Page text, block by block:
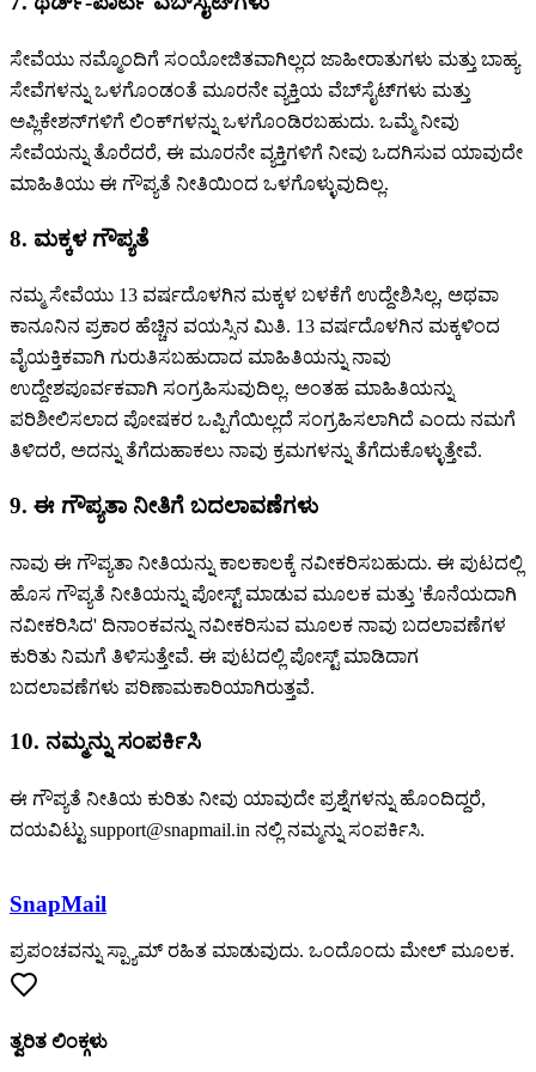
ಸೇವೆಯು ನಮ್ಮೊಂದಿಗೆ ಸಂಯೋಜಿತವಾಗಿಲ್ಲದ ಜಾಹೀರಾತುಗಳು ಮತ್ತು ಬಾಹ್ಯ
ಸೇವೆಗಳನ್ನು ಒಳಗೊಂಡಂತೆ ಮೂರನೇ ವ್ಯಕ್ತಿಯ ವೆಬ್‌ಸೈಟ್‌ಗಳು ಮತ್ತು
ಅಪ್ಲಿಕೇಶನ್‌ಗಳಿಗೆ ಲಿಂಕ್‌ಗಳನ್ನು ಒಳಗೊಂಡಿರಬಹುದು. ಒಮ್ಮೆ ನೀವು
ಸೇವೆಯನ್ನು ತೊರೆದರೆ, ಈ ಮೂರನೇ ವ್ಯಕ್ತಿಗಳಿಗೆ ನೀವು ಒದಗಿಸುವ ಯಾವುದೇ
ಮಾಹಿತಿಯು ಈ ಗೌಪ್ಯತೆ ನೀತಿಯಿಂದ ಒಳಗೊಳ್ಳುವುದಿಲ್ಲ.
8. ಮಕ್ಕಳ ಗೌಪ್ಯತೆ
ನಮ್ಮ ಸೇವೆಯು 13 ವರ್ಷದೊಳಗಿನ ಮಕ್ಕಳ ಬಳಕೆಗೆ ಉದ್ದೇಶಿಸಿಲ್ಲ, ಅಥವಾ
ಕಾನೂನಿನ ಪ್ರಕಾರ ಹೆಚ್ಚಿನ ವಯಸ್ಸಿನ ಮಿತಿ. 13 ವರ್ಷದೊಳಗಿನ ಮಕ್ಕಳಿಂದ
ವೈಯಕ್ತಿಕವಾಗಿ ಗುರುತಿಸಬಹುದಾದ ಮಾಹಿತಿಯನ್ನು ನಾವು
ಉದ್ದೇಶಪೂರ್ವಕವಾಗಿ ಸಂಗ್ರಹಿಸುವುದಿಲ್ಲ. ಅಂತಹ ಮಾಹಿತಿಯನ್ನು
ಪರಿಶೀಲಿಸಲಾದ ಪೋಷಕರ ಒಪ್ಪಿಗೆಯಿಲ್ಲದೆ ಸಂಗ್ರಹಿಸಲಾಗಿದೆ ಎಂದು ನಮಗೆ
ತಿಳಿದರೆ, ಅದನ್ನು ತೆಗೆದುಹಾಕಲು ನಾವು ಕ್ರಮಗಳನ್ನು ತೆಗೆದುಕೊಳ್ಳುತ್ತೇವೆ.
9. ಈ ಗೌಪ್ಯತಾ ನೀತಿಗೆ ಬದಲಾವಣೆಗಳು
ನಾವು ಈ ಗೌಪ್ಯತಾ ನೀತಿಯನ್ನು ಕಾಲಕಾಲಕ್ಕೆ ನವೀಕರಿಸಬಹುದು. ಈ ಪುಟದಲ್ಲಿ
ಹೊಸ ಗೌಪ್ಯತೆ ನೀತಿಯನ್ನು ಪೋಸ್ಟ್ ಮಾಡುವ ಮೂಲಕ ಮತ್ತು 'ಕೊನೆಯದಾಗಿ
ನವೀಕರಿಸಿದ' ದಿನಾಂಕವನ್ನು ನವೀಕರಿಸುವ ಮೂಲಕ ನಾವು ಬದಲಾವಣೆಗಳ
ಕುರಿತು ನಿಮಗೆ ತಿಳಿಸುತ್ತೇವೆ. ಈ ಪುಟದಲ್ಲಿ ಪೋಸ್ಟ್ ಮಾಡಿದಾಗ
ಬದಲಾವಣೆಗಳು ಪರಿಣಾಮಕಾರಿಯಾಗಿರುತ್ತವೆ.
10. ನಮ್ಮನ್ನು ಸಂಪರ್ಕಿಸಿ
ಈ ಗೌಪ್ಯತೆ ನೀತಿಯ ಕುರಿತು ನೀವು ಯಾವುದೇ ಪ್ರಶ್ನೆಗಳನ್ನು ಹೊಂದಿದ್ದರೆ,
ದಯವಿಟ್ಟು support@snapmail.in ನಲ್ಲಿ ನಮ್ಮನ್ನು ಸಂಪರ್ಕಿಸಿ.
SnapMail
ಪ್ರಪಂಚವನ್ನು ಸ್ಪ್ಯಾಮ್ ರಹಿತ ಮಾಡುವುದು. ಒಂದೊಂದು ಮೇಲ್ ಮೂಲಕ.
ತ್ವರಿತ ಲಿಂಕ್ಗಳು